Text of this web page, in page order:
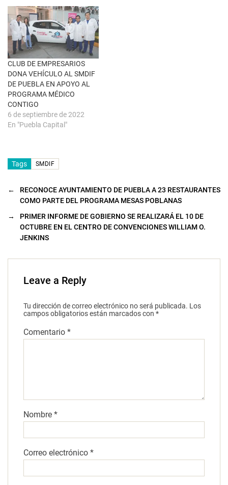
v
n
t
a
n
a
n
u
e
v
a
)
CLUB DE EMPRESARIOS
DONA VEHÍCULO AL SMDIF
DE PUEBLA EN APOYO AL
PROGRAMA MÉDICO
CONTIGO
6 de septiembre de 2022
En "Puebla Capital"
Tags SMDIF
←
RECONOCE AYUNTAMIENTO DE PUEBLA A 23 RESTAURANTES
COMO PARTE DEL PROGRAMA MESAS POBLANAS
→
PRIMER INFORME DE GOBIERNO SE REALIZARÁ EL 10 DE
OCTUBRE EN EL CENTRO DE CONVENCIONES WILLIAM O.
JENKINS
Leave a Reply
Tu dirección de correo electrónico no será publicada. Los
campos obligatorios están marcados con *
Comentario *
Nombre *
Correo electrónico *